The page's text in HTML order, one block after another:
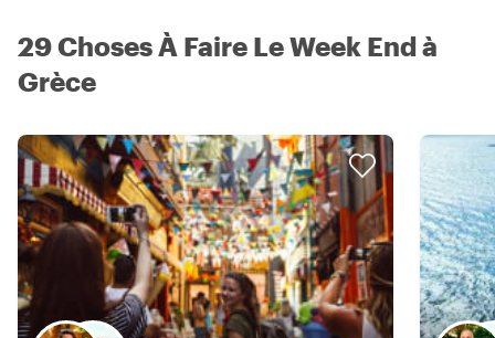
29 Choses À Faire Le Week End à
Grèce